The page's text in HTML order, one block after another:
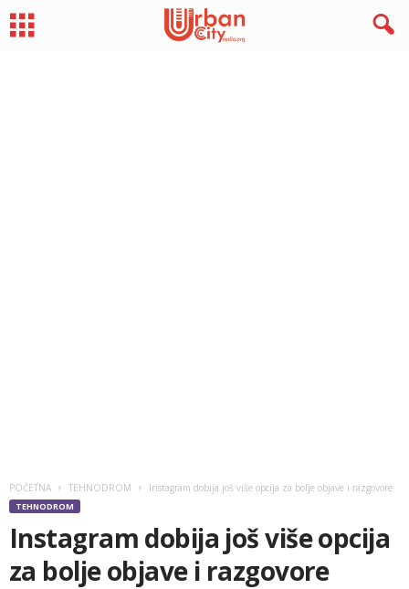
POČETNA TEHNODROM Instagram dobija još više opcija za bolje objave i razgovore
TEHNODROM
Instagram dobija još više opcija
za bolje objave i razgovore